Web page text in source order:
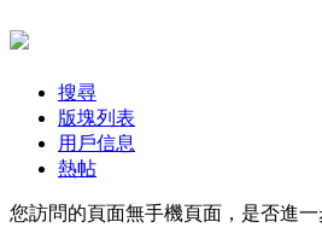
搜尋
版塊列表
用戶信息
熱帖
您訪問的頁面無手機頁面，是否進一